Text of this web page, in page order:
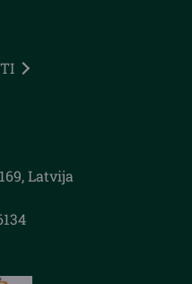
Latvija